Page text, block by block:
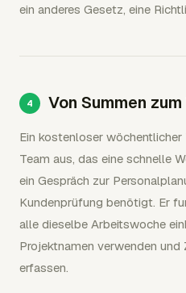
ein anderes Gesetz, eine
Von Summen
Ein kostenloser wöchentlicher
Team aus, das eine schnelle
ein Gespräch zur
Kundenprüfung benötigt. Er
alle dieselbe Arbeitswoche
Projektnamen verwenden
erfassen.